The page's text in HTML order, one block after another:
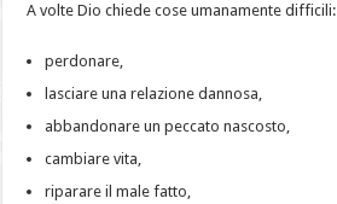
A volte Dio chiede cose umanamente difficili:
perdonare,
lasciare una relazione dannosa,
abbandonare un peccato nascosto,
cambiare vita,
riparare il male fatto,